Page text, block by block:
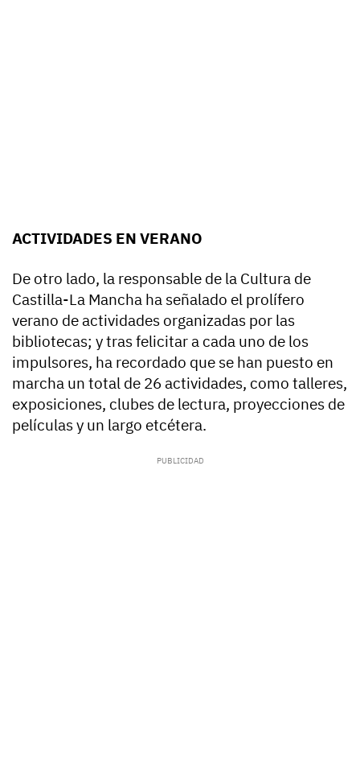
ACTIVIDADES EN VERANO
De otro lado, la responsable de la Cultura de
Castilla-La Mancha ha señalado el prolífero
verano de actividades organizadas por las
bibliotecas; y tras felicitar a cada uno de los
impulsores, ha recordado que se han puesto en
marcha un total de 26 actividades, como talleres,
exposiciones, clubes de lectura, proyecciones de
películas y un largo etcétera.